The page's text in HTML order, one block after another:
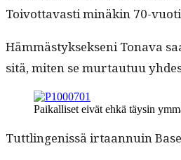
Toiv­ot­tavasti minäkin 70-
Häm­mästyk­sek­seni Tona­va
sitä, miten se mur­tau­tuu
Paikalliset eivät ehkä täysin
Tut­tlin­genis­sä irtaan­n­uin